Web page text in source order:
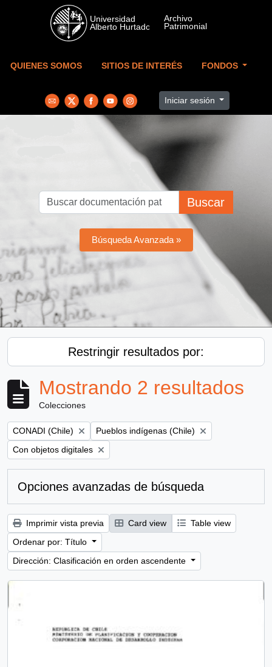
Skip to main content
QUIENES SOMOS SITIOS DE INTERÉS FONDOS
Iniciar sesión
Buscar
Búsqueda Avanzada »
Restringir resultados por:
Mostrando 2 resultados
Colecciones
Remove filter:
CONADI (Chile) Remove filter:
Pueblos indígenas (Chile)
Remove filter:
Con objetos digitales
Opciones avanzadas de búsqueda
Imprimir vista previa Card view
Table view
Ordenar por: Título
Dirección: Clasificación en orden ascendente